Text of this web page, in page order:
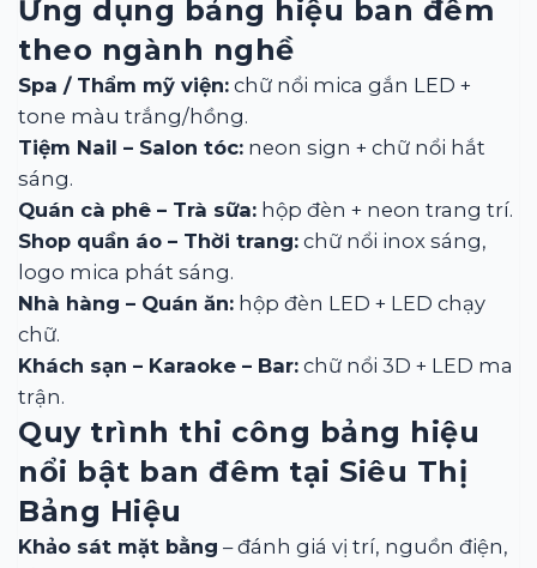
Ứng dụng bảng hiệu ban đêm
theo ngành nghề
Spa / Thẩm mỹ viện: chữ nổi mica gắn LED +
tone màu trắng/hồng.
Tiệm Nail – Salon tóc: neon sign + chữ nổi hắt
sáng.
Quán cà phê – Trà sữa: hộp đèn + neon trang trí.
Shop quần áo – Thời trang: chữ nổi inox sáng,
logo mica phát sáng.
Nhà hàng – Quán ăn: hộp đèn LED + LED chạy
chữ.
Khách sạn – Karaoke – Bar: chữ nổi 3D + LED ma
trận.
Quy trình thi công bảng hiệu
nổi bật ban đêm tại Siêu Thị
Bảng Hiệu
Khảo sát mặt bằng – đánh giá vị trí, nguồn điện,